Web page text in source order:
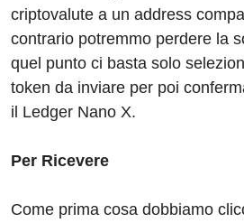
criptovalute a un address
contrario potremmo perdere la
quel punto ci basta solo
token da inviare per poi
il Ledger Nano X.
Per Ricevere
Come prima cosa dobbiamo